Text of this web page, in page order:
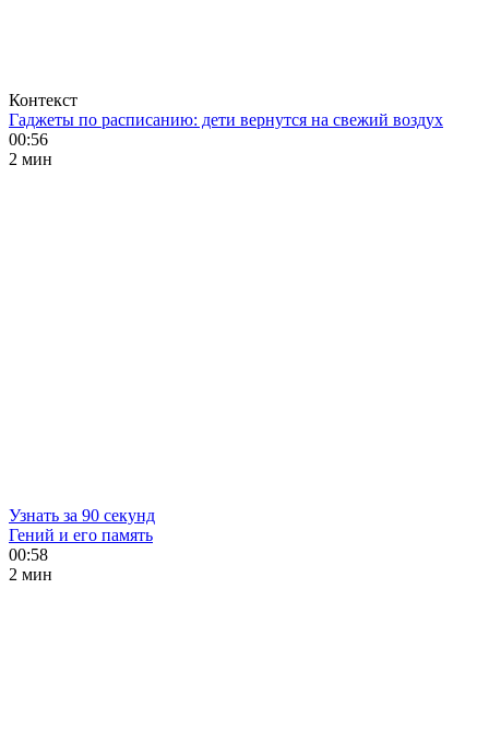
Контекст
Гаджеты по расписанию: дети вернутся на свежий воздух
00:56
2 мин
Узнать за 90 секунд
Гений и его память
00:58
2 мин